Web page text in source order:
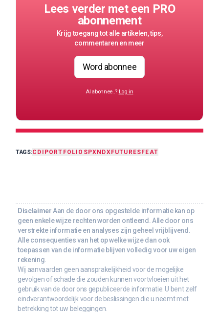
Lees verder met een PRO
abonnement
Krijg toegang tot alle artikelen, tips,
commentaren en meer
Word abonnee
Al abonnee..? Log in
TAGS:CDI PORTFOLIO SPX NDX FUTURES FEAT
DisclaimerAan de door ons opgestelde informatie kan op
geen enkele wijze rechten worden ontleend. Alle door ons
verstrekte informatie en analyses zijn geheel vrijblijvend.
Alle consequenties van het op welke wijze dan ook
toepassen van de informatie blijven volledig voor uw eigen
rekening.
Wij aanvaarden geen aansprakelijkheid voor de mogelijke
gevolgen of schade die zouden kunnen voortvloeien uit het
gebruik van de door ons gepubliceerde informatie. U bent zelf
eindverantwoordelijk voor de beslissingen die u neemt met
betrekking tot uw beleggingen.